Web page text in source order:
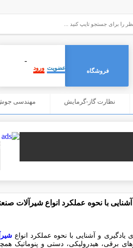
فروشگاه عضویت
-
ورود
نظارت گاز-گرمایش مهندسی
یادگیری و آشنایی با نحوه عملکرد انواع
برقی، هیدرولیکی، دستی و پنوماتیک